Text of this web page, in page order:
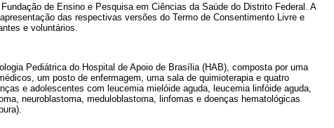
de Ensino e Pesquisa em Ciências da Saúde do Distrito Federal. A
das respectivas versões do Termo de Consentimento Livre e
e voluntários.
Pediátrica do Hospital de Apoio de Brasília (HAB), composta por uma
um posto de enfermagem, uma sala de quimioterapia e quatro
e adolescentes com leucemia mielóide aguda, leucemia linfóide aguda,
neuroblastoma, meduloblastoma, linfomas e doenças hematológicas